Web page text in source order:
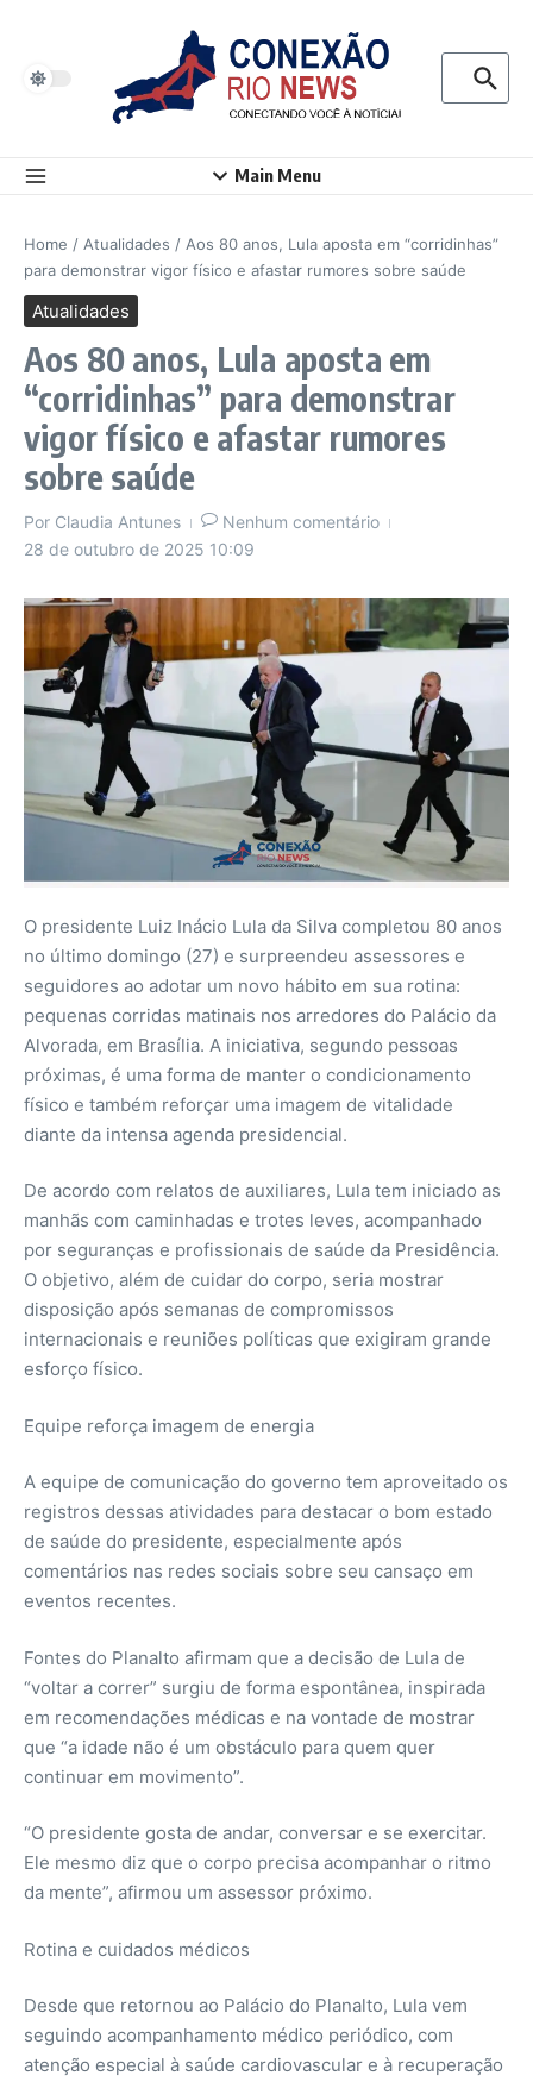
Procurar
Main Menu
Home / Atualidades / Aos 80 anos, Lula aposta em “corridinhas”
para demonstrar vigor físico e afastar rumores sobre saúde
Atualidades
Aos 80 anos, Lula aposta em
“corridinhas” para demonstrar
vigor físico e afastar rumores
sobre saúde
Por Claudia Antunes
Nenhum comentário
28 de outubro de 2025 10:09
O presidente Luiz Inácio Lula da Silva completou 80 anos
no último domingo (27) e surpreendeu assessores e
seguidores ao adotar um novo hábito em sua rotina:
pequenas corridas matinais nos arredores do Palácio da
Alvorada, em Brasília. A iniciativa, segundo pessoas
próximas, é uma forma de manter o condicionamento
físico e também reforçar uma imagem de vitalidade
diante da intensa agenda presidencial.
De acordo com relatos de auxiliares, Lula tem iniciado as
manhãs com caminhadas e trotes leves, acompanhado
por seguranças e profissionais de saúde da Presidência.
O objetivo, além de cuidar do corpo, seria mostrar
disposição após semanas de compromissos
internacionais e reuniões políticas que exigiram grande
esforço físico.
Equipe reforça imagem de energia
A equipe de comunicação do governo tem aproveitado os
registros dessas atividades para destacar o bom estado
de saúde do presidente, especialmente após
comentários nas redes sociais sobre seu cansaço em
eventos recentes.
Fontes do Planalto afirmam que a decisão de Lula de
“voltar a correr” surgiu de forma espontânea, inspirada
em recomendações médicas e na vontade de mostrar
que “a idade não é um obstáculo para quem quer
continuar em movimento”.
“O presidente gosta de andar, conversar e se exercitar.
Ele mesmo diz que o corpo precisa acompanhar o ritmo
da mente”, afirmou um assessor próximo.
Rotina e cuidados médicos
Desde que retornou ao Palácio do Planalto, Lula vem
seguindo acompanhamento médico periódico, com
atenção especial à saúde cardiovascular e à recuperação